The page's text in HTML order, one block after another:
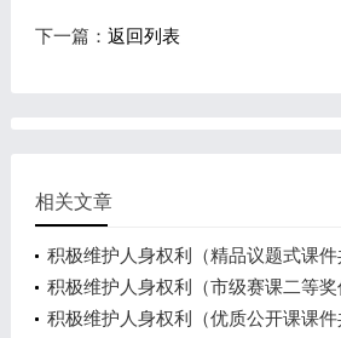
下一篇： 返回列表
相关文章
积极维护人身权利（精品议题式课
计1视频）
积极维护人身权利（市级赛课二等
件、单元教学设计、课时教学设计
积极维护人身权利（优质公开课课